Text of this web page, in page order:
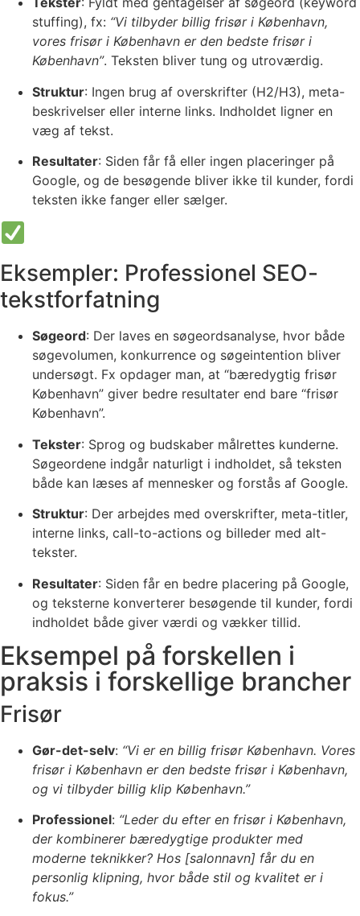
stuffing), fx: “Vi tilbyder billig frisør i København,
vores frisør i København er den bedste frisør i
København”. Teksten bliver tung og utroværdig.
Struktur: Ingen brug af overskrifter (H2/H3), meta-
beskrivelser eller interne links. Indholdet ligner en
væg af tekst.
Resultater: Siden får få eller ingen placeringer på
Google, og de besøgende bliver ikke til kunder, fordi
teksten ikke fanger eller sælger.
Eksempler: Professionel SEO-
tekstforfatning
Søgeord: Der laves en søgeordsanalyse, hvor både
søgevolumen, konkurrence og søgeintention bliver
undersøgt. Fx opdager man, at “bæredygtig frisør
København” giver bedre resultater end bare “frisør
København”.
Tekster: Sprog og budskaber målrettes kunderne.
Søgeordene indgår naturligt i indholdet, så teksten
både kan læses af mennesker og forstås af Google.
Struktur: Der arbejdes med overskrifter, meta-titler,
interne links, call-to-actions og billeder med alt-
tekster.
Resultater: Siden får en bedre placering på Google,
og teksterne konverterer besøgende til kunder, fordi
indholdet både giver værdi og vækker tillid.
Eksempel på forskellen i
praksis i forskellige brancher
Frisør
Gør-det-selv: “Vi er en billig frisør København. Vores
frisør i København er den bedste frisør i København,
og vi tilbyder billig klip København.”
Professionel: “Leder du efter en frisør i København,
der kombinerer bæredygtige produkter med
moderne teknikker? Hos [salonnavn] får du en
personlig klipning, hvor både stil og kvalitet er i
fokus.”